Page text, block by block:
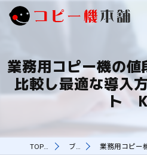
業務用コピー機の
比較し最適な導入
ト
TOPページ ブログ 業務用コピー機の値段